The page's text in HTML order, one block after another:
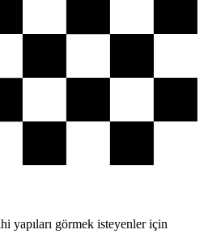
yapıları görmek isteyenler için